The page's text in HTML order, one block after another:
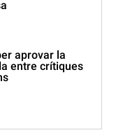
aprovar la
entre crítiques